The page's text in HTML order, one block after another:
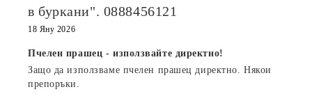
в буркани". 0888456121
18 Яну 2026
Пчелен прашец - използвайте директно!
Защо да използваме пчелен прашец директно. Някои
препоръки.